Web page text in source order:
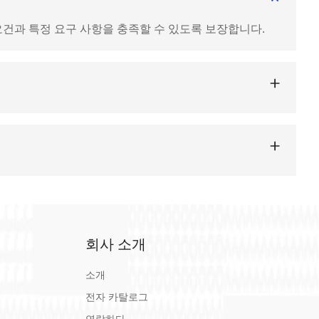
수 품목을 포함하여 가정의 특정 요구 사항에 따라 구
요할 때 항상 키트가 준비되어 있는지 확인하세요.
과 특정 요구 사항을 충족할 수 있도록 보장합니다.
회사 소개
소개
전자 카탈로그